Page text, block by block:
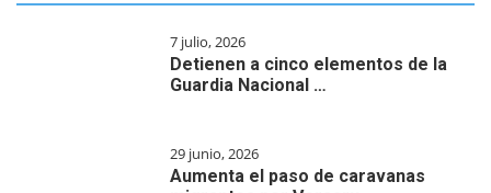
7 julio, 2026
Detienen a cinco elementos de la
Guardia Nacional …
29 junio, 2026
Aumenta el paso de caravanas